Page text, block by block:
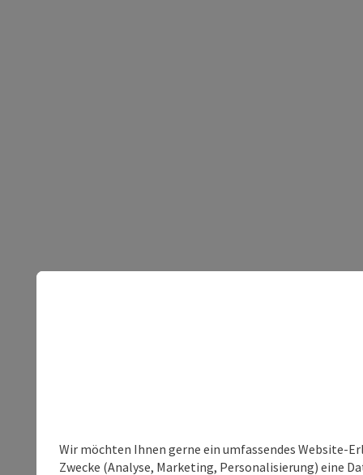
Wir möchten Ihnen gerne ein umfassendes Website-
Zwecke (Analyse, Marketing, Personalisierung) eine